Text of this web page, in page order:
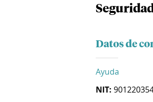
Datos de
Ayuda
NIT: